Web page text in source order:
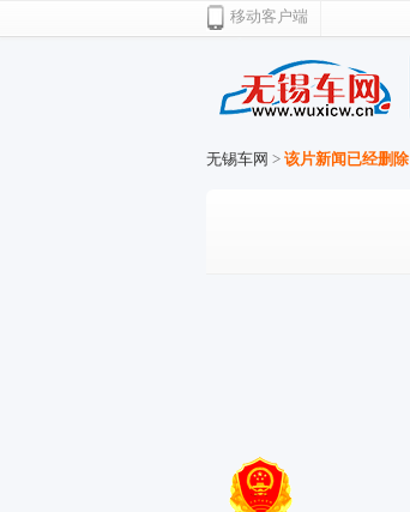
移动客户端
无锡车网 > 该片新闻已经删除